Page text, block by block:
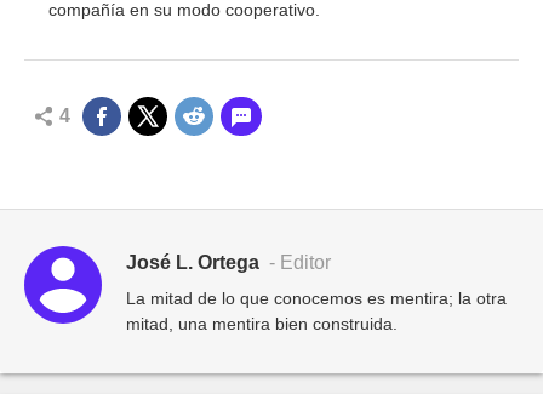
compañía en su modo cooperativo.
4
José L. Ortega - Editor
La mitad de lo que conocemos es mentira; la otra
mitad, una mentira bien construida.